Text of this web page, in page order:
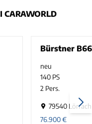
CARAWORLD
Bürstner
neu
140 PS
2 Pers.
79540 Lörrach
76.900€